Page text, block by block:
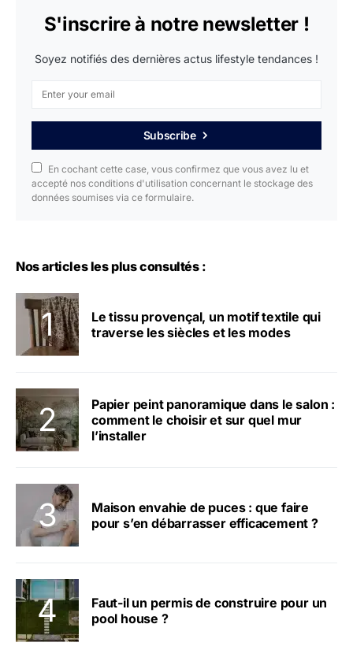
S'inscrire à notre newsletter !
Soyez notifiés des dernières actus lifestyle tendances !
Subscribe
En cochant cette case, vous confirmez que vous avez lu et
accepté nos conditions d'utilisation concernant le stockage des
données soumises via ce formulaire.
Nos articles les plus consultés :
Le tissu provençal, un motif textile qui
traverse les siècles et les modes
Papier peint panoramique dans le salon :
comment le choisir et sur quel mur
l’installer
Maison envahie de puces : que faire
pour s’en débarrasser efficacement ?
Faut-il un permis de construire pour un
pool house ?